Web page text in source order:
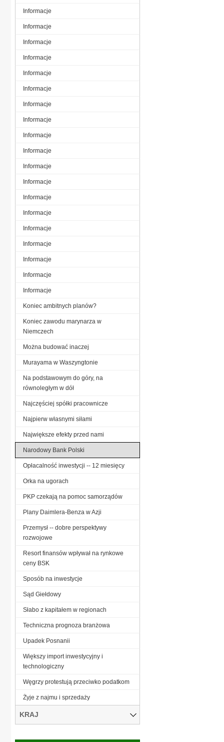
Informacje
Informacje
Informacje
Informacje
Informacje
Informacje
Informacje
Informacje
Informacje
Informacje
Informacje
Informacje
Informacje
Informacje
Informacje
Informacje
Informacje
Informacje
Informacje
Koniec ambitnych planów?
Koniec zawodu marynarza w
Niemczech
Można budować inaczej
Murayama w Waszyngtonie
Na podstawowym do góry, na
równoległym w dół
Najczęściej spółki pracownicze
Najpierw własnymi siłami
Największe efekty przed nami
Narodowy Bank Polski
Opłacalność inwestycji -- 12 miesięcy
Orka na ugorach
PKP czekają na pomoc samorządów
Plany Daimlera-Benza w Azji
Przemysł -- dobre perspektywy
rozwojowe
Resort finansów wpływał na rynkowe
ceny BSK
Sposób na inwestycje
Sąd Giełdowy
Słabo z kapitałem w regionach
Techniczna prognoza branżowa
Upadek Posnanii
Większy import inwestycyjny i
technologiczny
Węgrzy protestują przeciwko podatkom
Żyje z najmu i sprzedaży
KRAJ